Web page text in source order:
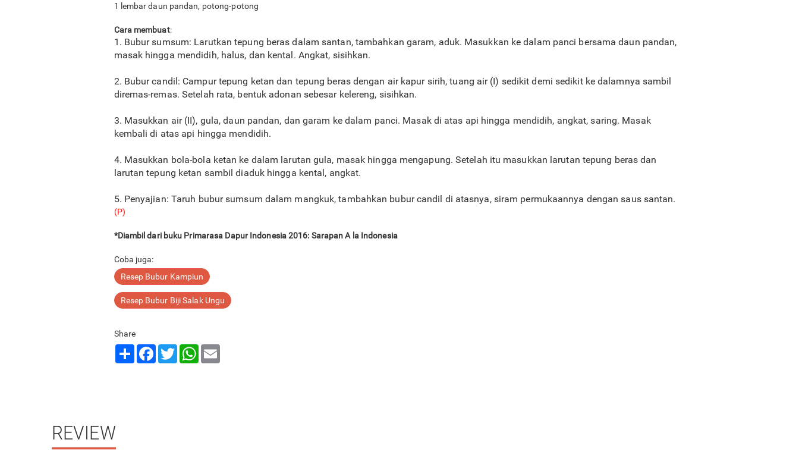
1 lembar daun pandan, potong-potong
Cara membuat:
1. Bubur sumsum: Larutkan tepung beras dalam santan, tambahkan garam, aduk. Masukkan ke dalam panci bersama daun pandan,
masak hingga mendidih, halus, dan kental. Angkat, sisihkan.
2. Bubur candil: Campur tepung ketan dan tepung beras dengan air kapur sirih, tuang air (I) sedikit demi sedikit ke dalamnya sambil
diremas-remas. Setelah rata, bentuk adonan sebesar kelereng, sisihkan.
3. Masukkan air (II), gula, daun pandan, dan garam ke dalam panci. Masak di atas api hingga mendidih, angkat, saring. Masak
kembali di atas api hingga mendidih.
4. Masukkan bola-bola ketan ke dalam larutan gula, masak hingga mengapung. Setelah itu masukkan larutan tepung beras dan
larutan tepung ketan sambil diaduk hingga kental, angkat.
5. Penyajian: Taruh bubur sumsum dalam mangkuk, tambahkan bubur candil di atasnya, siram permukaannya dengan saus santan.
(P)
*Diambil dari buku Primarasa Dapur Indonesia 2016: Sarapan A la Indonesia
Coba juga:
Resep Bubur Kampiun
Resep Bubur Biji Salak Ungu
Share
ShareFacebook
TwitterWhatsApp
Email
REVIEW